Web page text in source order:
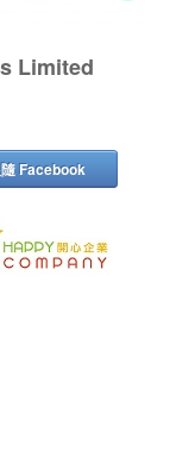
Limited
Facebook